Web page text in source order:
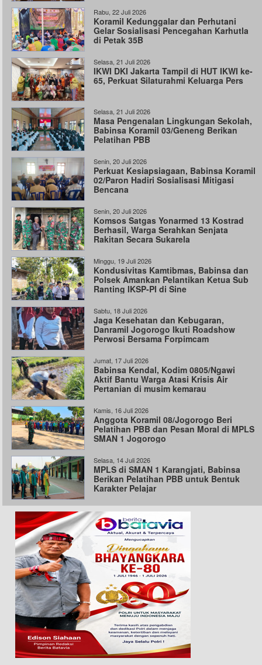
Rabu, 22 Juli 2026
Koramil Kedunggalar dan Perhutani
Gelar Sosialisasi Pencegahan Karhutla
di Petak 35B
Selasa, 21 Juli 2026
IKWI DKI Jakarta Tampil di HUT IKWI ke-
65, Perkuat Silaturahmi Keluarga Pers
Selasa, 21 Juli 2026
Masa Pengenalan Lingkungan Sekolah,
Babinsa Koramil 03/Geneng Berikan
Pelatihan PBB
Senin, 20 Juli 2026
Perkuat Kesiapsiagaan, Babinsa Koramil
02/Paron Hadiri Sosialisasi Mitigasi
Bencana
Senin, 20 Juli 2026
Komsos Satgas Yonarmed 13 Kostrad
Berhasil, Warga Serahkan Senjata
Rakitan Secara Sukarela
Minggu, 19 Juli 2026
Kondusivitas Kamtibmas, Babinsa dan
Polsek Amankan Pelantikan Ketua Sub
Ranting IKSP-PI di Sine
Sabtu, 18 Juli 2026
Jaga Kesehatan dan Kebugaran,
Danramil Jogorogo Ikuti Roadshow
Perwosi Bersama Forpimcam
Jumat, 17 Juli 2026
Babinsa Kendal, Kodim 0805/Ngawi
Aktif Bantu Warga Atasi Krisis Air
Pertanian di musim kemarau
Kamis, 16 Juli 2026
Anggota Koramil 08/Jogorogo Beri
Pelatihan PBB dan Pesan Moral di MPLS
SMAN 1 Jogorogo
Selasa, 14 Juli 2026
MPLS di SMAN 1 Karangjati, Babinsa
Berikan Pelatihan PBB untuk Bentuk
Karakter Pelajar